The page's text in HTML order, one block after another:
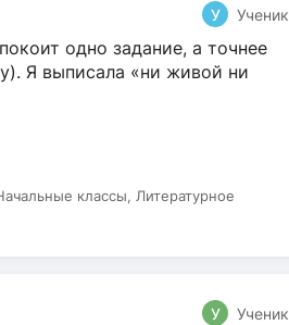
У Ученик
одно задание, а точнее
Я выписала «ни живой ни
классы, Литературное
У Ученик